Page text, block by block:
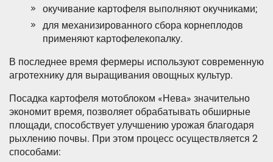
окучивание картофеля выполняют окучниками;
для механизированного сбора корнеплодов
применяют картофелекопалку.
В последнее время фермеры используют современную
агротехнику для выращивания овощных культур.
Посадка картофеля мотоблоком «Нева» значительно
экономит время, позволяет обрабатывать обширные
площади, способствует улучшению урожая благодаря
рыхлению почвы. При этом процесс осуществляется 2
способами: